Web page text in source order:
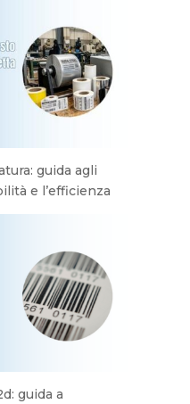
guida agli
e l’efficienza
guida a